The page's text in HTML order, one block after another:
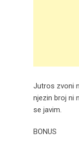
Jutros zvoni
njezin broj ni
se javim.
BONUS